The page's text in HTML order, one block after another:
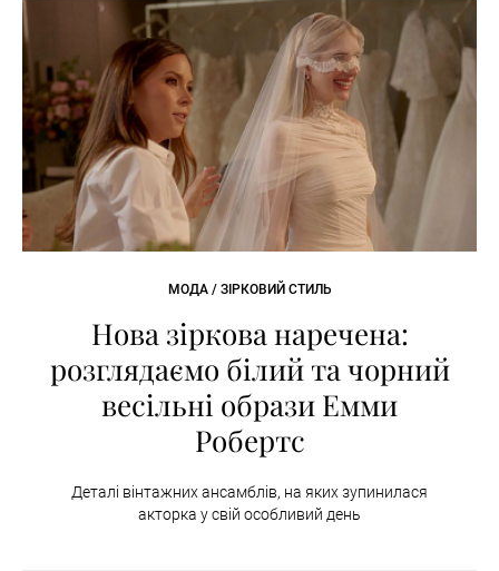
МОДА / ЗІРКОВИЙ СТИЛЬ
Нова зіркова наречена:
розглядаємо білий та чорний
весільні образи Емми
Робертс
Деталі вінтажних ансамблів, на яких зупинилася
акторка у свій особливий день